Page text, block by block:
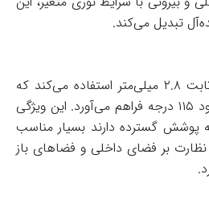
تبدیل می‌کند.
دوربین TC-C34XS از لنز ثابت ۲.۸ میلی‌متر استفاده می‌کند که
زاویه دید وسیعی را در حدود ۱۱۵ درجه فراهم می‌آورد. این ویژگی
پوشش گسترده دارند بسیار مناسب
بر فضای داخلی و فضاهای باز